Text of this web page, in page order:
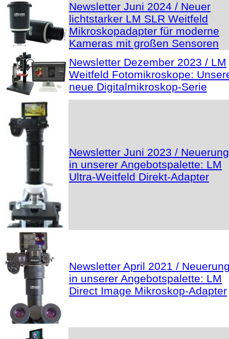
Newsletter Juni 2024 / Neuer
lichtstarker LM SLR Weitfeld
Mikroskopadapter für moderne
Kameras mit großen Sensoren
Newsletter Dezember 2023 / LM
Weitfeld Fotomikroskope:
neue Digitalmikroskop-Serie
Newsletter Juni 2023 /
in unserer Angebotspalette: LM
Ultra-Weitfeld Direkt-Adapter
Newsletter April 2021 /
in unserer Angebotspalette: LM
Direct Image Mikroskop-Adapter